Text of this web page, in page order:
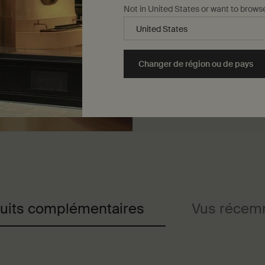
Sérum léger
Arôme
Doux, soupçon de
complémentaires Vus
Not in United States or want to
Changer de région ou de pays